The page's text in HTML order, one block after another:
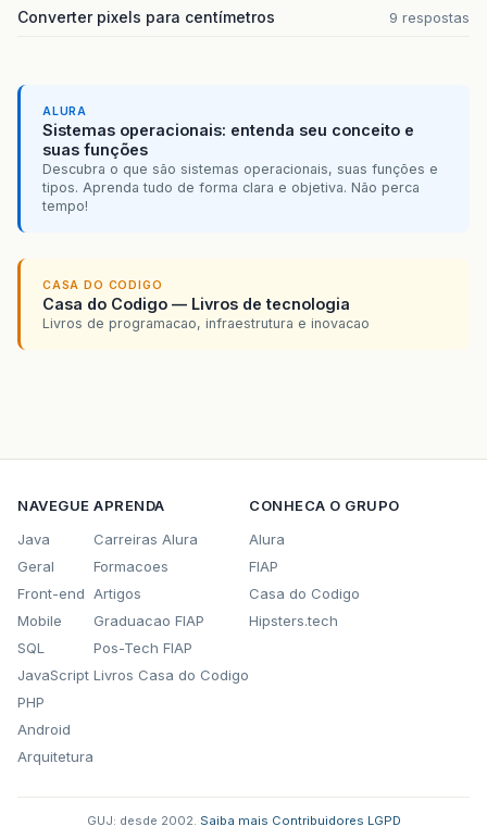
Converter pixels para centímetros 9 respostas
ALURA
Sistemas operacionais: entenda seu conceito e
suas funções
Descubra o que são sistemas operacionais, suas funções e
tipos. Aprenda tudo de forma clara e objetiva. Não perca
tempo!
CASA DO CODIGO
Casa do Codigo — Livros de tecnologia
Livros de programacao, infraestrutura e inovacao
NAVEGUE
Java
Geral
Front-end
Mobile
SQL
JavaScript
PHP
Android
Arquitetura
APRENDA
Carreiras Alura
Formacoes
Artigos
Graduacao FIAP
Pos-Tech FIAP
Livros Casa do Codigo
CONHECA O GRUPO
Alura
FIAP
Casa do Codigo
Hipsters.tech
GUJ: desde 2002. Saiba mais Contribuidores LGPD